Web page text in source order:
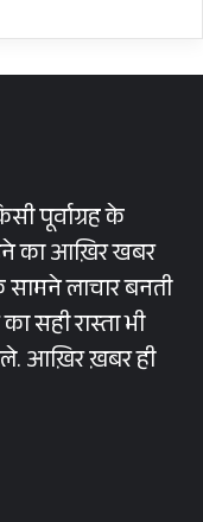
पूर्वाग्रह के
का आख़िर खबर
लाचार बनती
सही रास्ता भी
आख़िर ख़बर ही